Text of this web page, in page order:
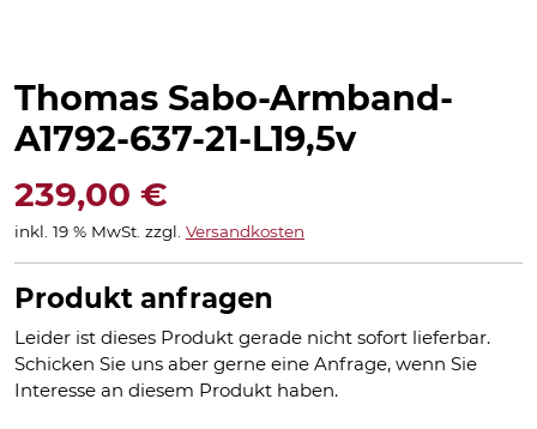
Thomas Sabo-Armband-
A1792-637-21-L19,5v
239,00 €
inkl. 19 % MwSt. zzgl. Versandkosten
Produkt anfragen
Leider ist dieses Produkt gerade nicht sofort lieferbar.
Schicken Sie uns aber gerne eine Anfrage, wenn Sie
Interesse an diesem Produkt haben.